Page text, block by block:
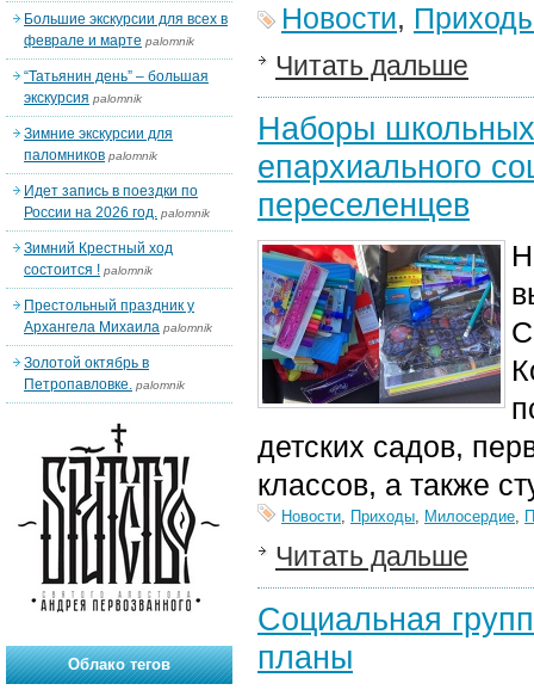
Новости,
Читать дальше
Наборы школьных
епархиального
переселенцев
детских садов,
классов, а также
Новости, Приходы, Милосердие,
Читать дальше
Социальная
планы
Большие экскурсии для всех в
феврале и марте palomnik
“Татьянин день” – большая
экскурсия palomnik
Зимние экскурсии для
паломников palomnik
Идет запись в поездки по
России на 2026 год. palomnik
Зимний Крестный ход
состоится ! palomnik
Престольный праздник у
Архангела Михаила palomnik
Золотой октябрь в
Петропавловке. palomnik
Облако тегов